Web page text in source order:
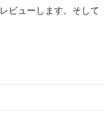
ビューします。そして